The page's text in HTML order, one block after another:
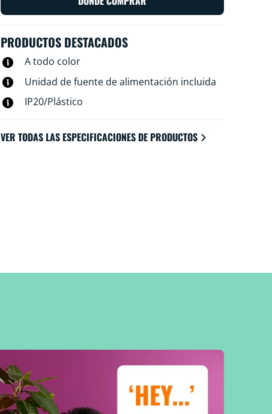
indirecta y lineal a cualquier espacio. Úsala
regular la intensidad o usa los modos de luz
preajustados en las configuraciones de Wi-Fi.
PRODUCTOS DESTACADOS
A todo color
Unidad de fuente de alimentación incluida
IP20/Plástico
VER TODAS LAS ESPECIFICACIONES DE PRODUCTOS